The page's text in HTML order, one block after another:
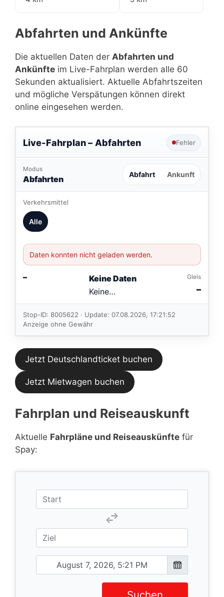
Abfahrten und Ankünfte
Die aktuellen Daten der Abfahrten und
Ankünfte im Live-Fahrplan werden alle 60
Sekunden aktualisiert. Aktuelle Abfahrtszeiten
und mögliche Verspätungen können direkt
online eingesehen werden.
Live-Fahrplan – Abfahrten Fehler
Modus
Abfahrten Abfahrt Ankunft
Verkehrsmittel
Alle
Daten konnten nicht geladen werden.
–
Keine Daten
Keine
Verbindungen
im aktuellen
Feed.
Gleis
–
Stop-ID: 8005622 · Update: 07.08.2026, 17:21:52
Anzeige ohne Gewähr
Jetzt Deutschlandticket buchen
Jetzt Mietwagen buchen
Fahrplan und Reiseauskunft
Aktuelle Fahrpläne und Reiseauskünfte für
Spay: